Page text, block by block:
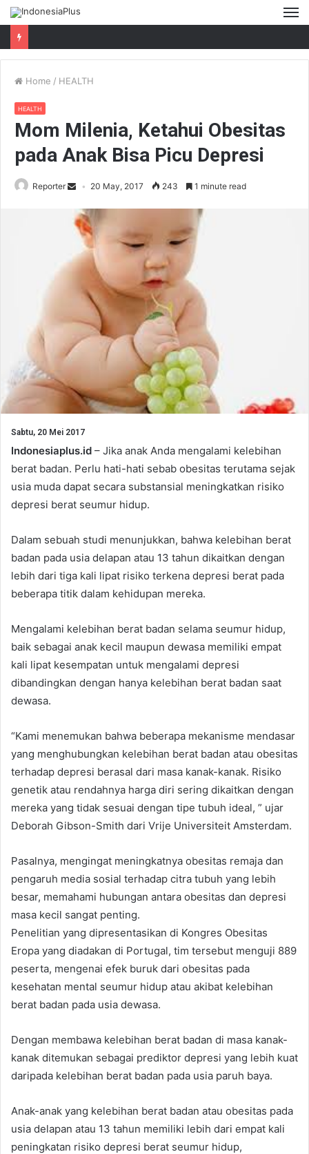
Home / HEALTH
HEALTH
Mom Milenia, Ketahui Obesitas
pada Anak Bisa Picu Depresi
Reporter 20 May, 2017 243 1 minute read
Sabtu, 20 Mei 2017
Indonesiaplus.id – Jika anak Anda mengalami kelebihan
berat badan. Perlu hati-hati sebab obesitas terutama sejak
usia muda dapat secara substansial meningkatkan risiko
depresi berat seumur hidup.
Dalam sebuah studi menunjukkan, bahwa kelebihan berat
badan pada usia delapan atau 13 tahun dikaitkan dengan
lebih dari tiga kali lipat risiko terkena depresi berat pada
beberapa titik dalam kehidupan mereka.
Mengalami kelebihan berat badan selama seumur hidup,
baik sebagai anak kecil maupun dewasa memiliki empat
kali lipat kesempatan untuk mengalami depresi
dibandingkan dengan hanya kelebihan berat badan saat
dewasa.
“Kami menemukan bahwa beberapa mekanisme mendasar
yang menghubungkan kelebihan berat badan atau obesitas
terhadap depresi berasal dari masa kanak-kanak. Risiko
genetik atau rendahnya harga diri sering dikaitkan dengan
mereka yang tidak sesuai dengan tipe tubuh ideal, ” ujar
Deborah Gibson-Smith dari Vrije Universiteit Amsterdam.
Pasalnya, mengingat meningkatnya obesitas remaja dan
pengaruh media sosial terhadap citra tubuh yang lebih
besar, memahami hubungan antara obesitas dan depresi
masa kecil sangat penting.
Penelitian yang dipresentasikan di Kongres Obesitas
Eropa yang diadakan di Portugal, tim tersebut menguji 889
peserta, mengenai efek buruk dari obesitas pada
kesehatan mental seumur hidup atau akibat kelebihan
berat badan pada usia dewasa.
Dengan membawa kelebihan berat badan di masa kanak-
kanak ditemukan sebagai prediktor depresi yang lebih kuat
daripada kelebihan berat badan pada usia paruh baya.
Anak-anak yang kelebihan berat badan atau obesitas pada
usia delapan atau 13 tahun memiliki lebih dari empat kali
peningkatan risiko depresi berat seumur hidup,